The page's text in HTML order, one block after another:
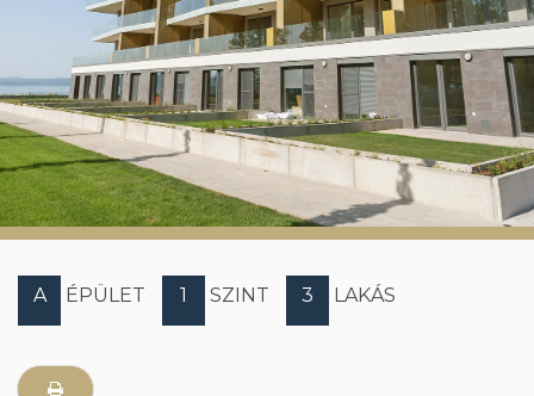
A ÉPÜLET 1 SZINT 3 LAKÁS